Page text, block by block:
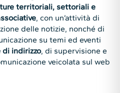
territoriali, settoriali e
, con un’attività di
delle notizie, nonché di
su temi ed eventi
di indirizzo, di supervisione e
veicolata sul web